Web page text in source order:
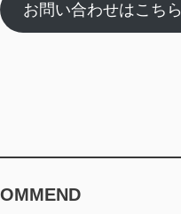
お問い合わせはこちら